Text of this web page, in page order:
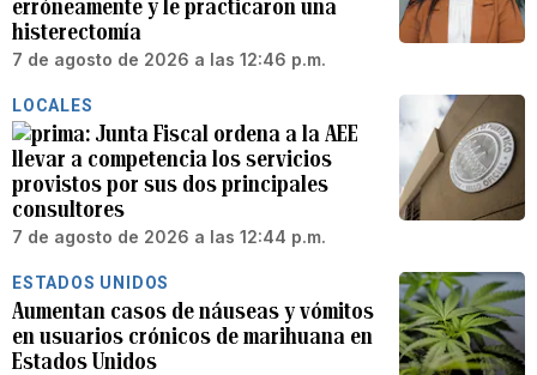
erróneamente y le practicaron una
histerectomía
7 de agosto de 2026 a las 12:46 p.m.
LOCALES
Junta Fiscal ordena a la AEE
llevar a competencia los servicios
provistos por sus dos principales
consultores
7 de agosto de 2026 a las 12:44 p.m.
ESTADOS UNIDOS
Aumentan casos de náuseas y vómitos
en usuarios crónicos de marihuana en
Estados Unidos